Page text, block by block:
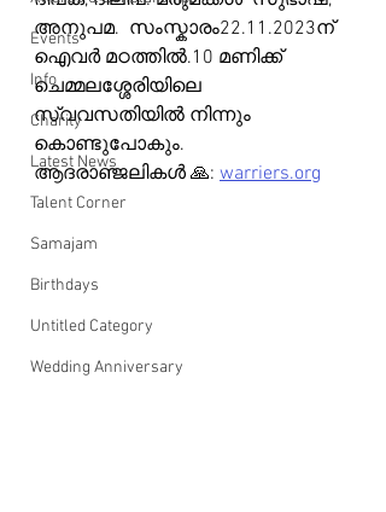
Events
Info
Charity
Latest News
Talent Corner
Samajam
Birthdays
Untitled Category
Wedding Anniversary
അനുപമ.  സംസ്കാരം22.11.2023ന്
ഐവർ മഠത്തിൽ.10 മണിക്ക്
ചെമ്മലശ്ശേരിയിലെ
സ്വവസതിയിൽ നിന്നും
കൊണ്ടുപോകും.
ആദരാഞ്ജലികൾ 🙏: warriers.org